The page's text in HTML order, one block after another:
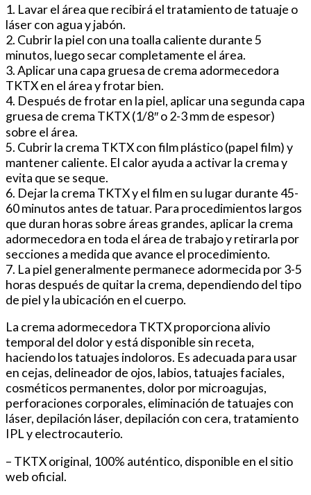
1. Lavar el área que recibirá el tratamiento de tatuaje o
láser con agua y jabón.
2. Cubrir la piel con una toalla caliente durante 5
minutos, luego secar completamente el área.
3. Aplicar una capa gruesa de crema adormecedora
TKTX en el área y frotar bien.
4. Después de frotar en la piel, aplicar una segunda capa
gruesa de crema TKTX (1/8″ o 2-3 mm de espesor)
sobre el área.
5. Cubrir la crema TKTX con film plástico (papel film) y
mantener caliente. El calor ayuda a activar la crema y
evita que se seque.
6. Dejar la crema TKTX y el film en su lugar durante 45-
60 minutos antes de tatuar. Para procedimientos largos
que duran horas sobre áreas grandes, aplicar la crema
adormecedora en toda el área de trabajo y retirarla por
secciones a medida que avance el procedimiento.
7. La piel generalmente permanece adormecida por 3-5
horas después de quitar la crema, dependiendo del tipo
de piel y la ubicación en el cuerpo.
La crema adormecedora TKTX proporciona alivio
temporal del dolor y está disponible sin receta,
haciendo los tatuajes indoloros. Es adecuada para usar
en cejas, delineador de ojos, labios, tatuajes faciales,
cosméticos permanentes, dolor por microagujas,
perforaciones corporales, eliminación de tatuajes con
láser, depilación láser, depilación con cera, tratamiento
IPL y electrocauterio.
– TKTX original, 100% auténtico, disponible en el sitio
web oficial.